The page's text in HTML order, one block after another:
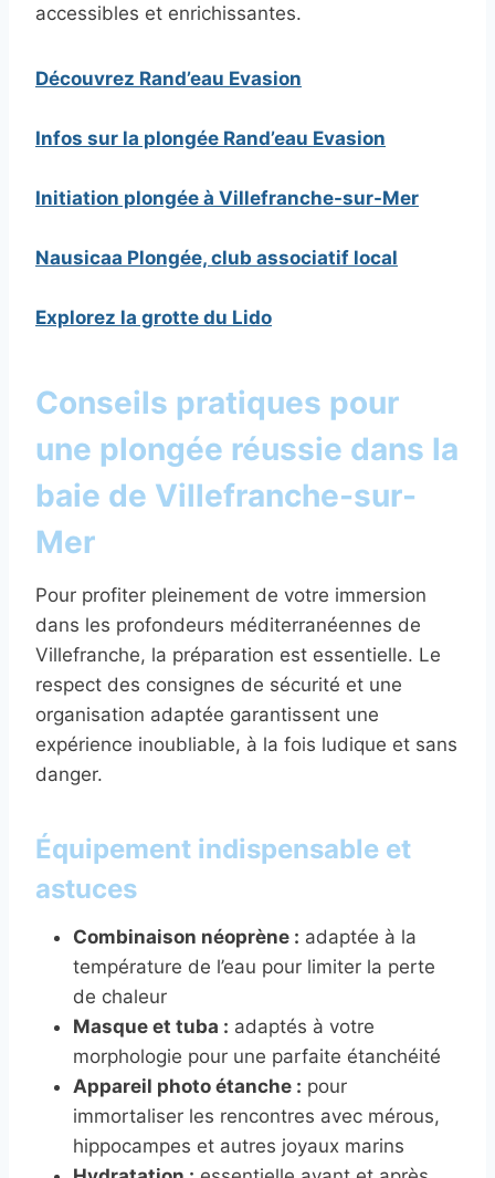
accessibles et enrichissantes.
Découvrez Rand’eau Evasion
Infos sur la plongée Rand’eau Evasion
Initiation plongée à Villefranche-sur-Mer
Nausicaa Plongée, club associatif local
Explorez la grotte du Lido
Conseils pratiques pour
une plongée réussie dans la
baie de Villefranche-sur-
Mer
Pour profiter pleinement de votre immersion
dans les profondeurs méditerranéennes de
Villefranche, la préparation est essentielle. Le
respect des consignes de sécurité et une
organisation adaptée garantissent une
expérience inoubliable, à la fois ludique et sans
danger.
Équipement indispensable et
astuces
Combinaison néoprène : adaptée à la
température de l’eau pour limiter la perte
de chaleur
Masque et tuba : adaptés à votre
morphologie pour une parfaite étanchéité
Appareil photo étanche : pour
immortaliser les rencontres avec mérous,
hippocampes et autres joyaux marins